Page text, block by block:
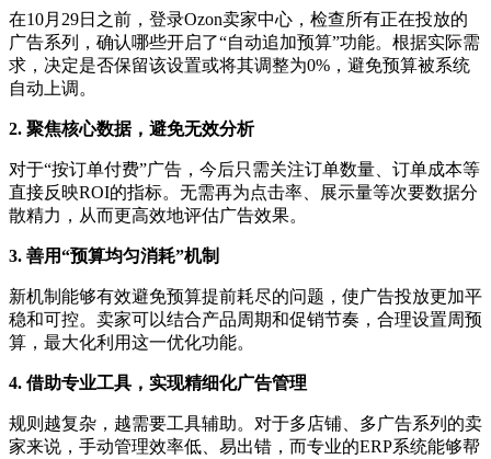
在10月29日之前，登录Ozon卖家中心，检查所有正在投放的
广告系列，确认哪些开启了“自动追加预算”功能。根据实际需
求，决定是否保留该设置或将其调整为0%，避免预算被系统
自动上调。
2. 聚焦核心数据，避免无效分析
对于“按订单付费”广告，今后只需关注订单数量、订单成本等
直接反映ROI的指标。无需再为点击率、展示量等次要数据分
散精力，从而更高效地评估广告效果。
3. 善用“预算均匀消耗”机制
新机制能够有效避免预算提前耗尽的问题，使广告投放更加平
稳和可控。卖家可以结合产品周期和促销节奏，合理设置周预
算，最大化利用这一优化功能。
4. 借助专业工具，实现精细化广告管理
规则越复杂，越需要工具辅助。对于多店铺、多广告系列的卖
家来说，手动管理效率低、易出错，而专业的ERP系统能够帮